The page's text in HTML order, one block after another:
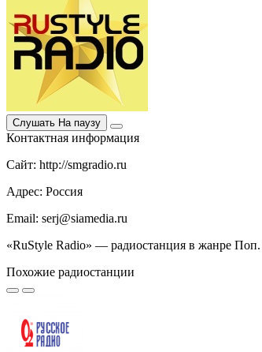
Слушать На паузу
Контактная информация
Сайт: http://smgradio.ru
Адрес: Россия
Email: serj@siamedia.ru
«RuStyle Radio» — радиостанция в жанре
Похожие радиостанции